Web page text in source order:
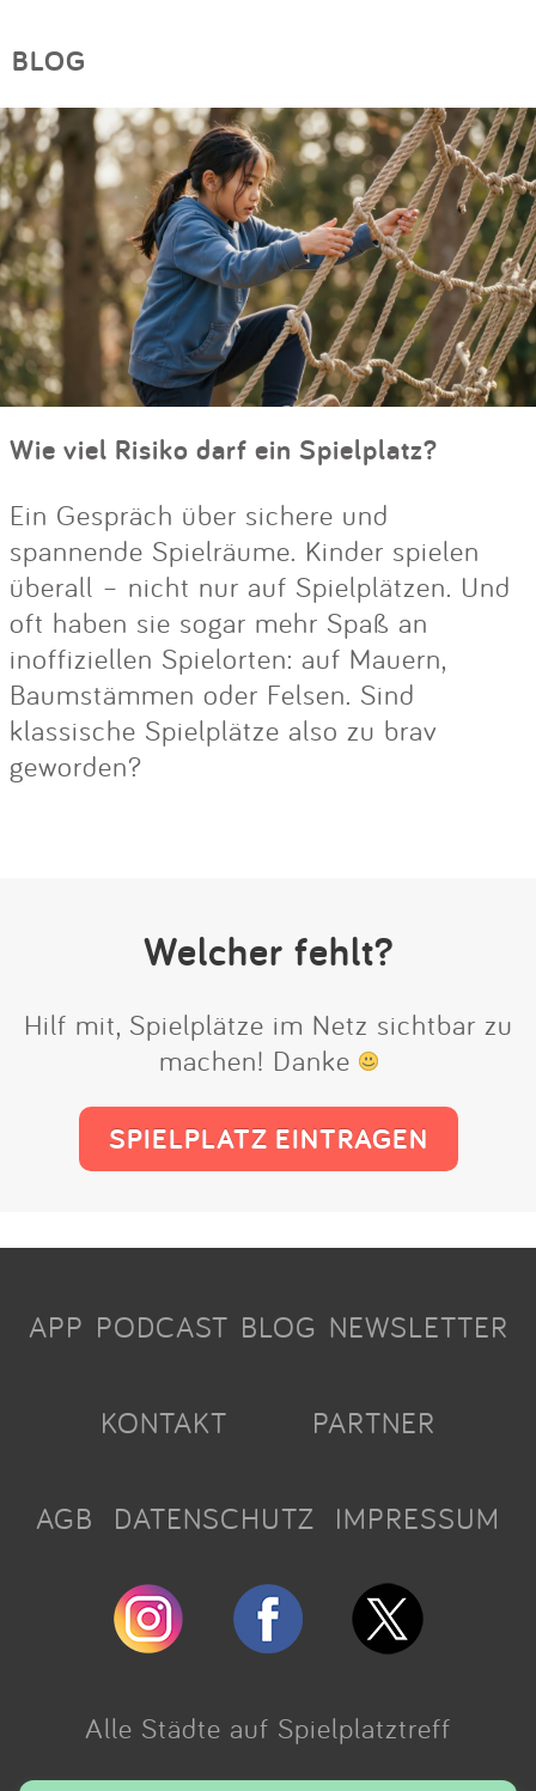
BLOG
Wie viel Risiko darf ein Spielplatz?
Ein Gespräch über sichere und
spannende Spielräume. Kinder spielen
überall – nicht nur auf Spielplätzen. Und
oft haben sie sogar mehr Spaß an
inoffiziellen Spielorten: auf Mauern,
Baumstämmen oder Felsen. Sind
klassische Spielplätze also zu brav
geworden?
Welcher fehlt?
Hilf mit, Spielplätze im Netz sichtbar zu
machen! Danke
SPIELPLATZ EINTRAGEN
APP PODCAST BLOG NEWSLETTER
KONTAKT PARTNER
AGB DATENSCHUTZ IMPRESSUM
Alle Städte auf Spielplatztreff